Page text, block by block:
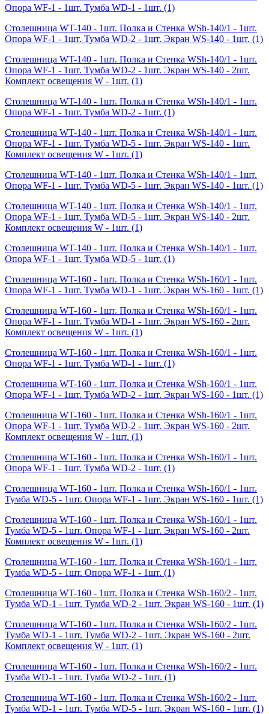
Опора WF-1 - 1шт. Тумба WD-1 - 1шт. (1)
Столешница WT-140 - 1шт. Полка и Стенка WSh-140/1 - 1шт.
Опора WF-1 - 1шт. Тумба WD-2 - 1шт. Экран WS-140 - 1шт. (1)
Столешница WT-140 - 1шт. Полка и Стенка WSh-140/1 - 1шт.
Опора WF-1 - 1шт. Тумба WD-2 - 1шт. Экран WS-140 - 2шт.
Комплект освещения W - 1шт. (1)
Столешница WT-140 - 1шт. Полка и Стенка WSh-140/1 - 1шт.
Опора WF-1 - 1шт. Тумба WD-2 - 1шт. (1)
Столешница WT-140 - 1шт. Полка и Стенка WSh-140/1 - 1шт.
Опора WF-1 - 1шт. Тумба WD-5 - 1шт. Экран WS-140 - 1шт.
Комплект освещения W - 1шт. (1)
Столешница WT-140 - 1шт. Полка и Стенка WSh-140/1 - 1шт.
Опора WF-1 - 1шт. Тумба WD-5 - 1шт. Экран WS-140 - 1шт. (1)
Столешница WT-140 - 1шт. Полка и Стенка WSh-140/1 - 1шт.
Опора WF-1 - 1шт. Тумба WD-5 - 1шт. Экран WS-140 - 2шт.
Комплект освещения W - 1шт. (1)
Столешница WT-140 - 1шт. Полка и Стенка WSh-140/1 - 1шт.
Опора WF-1 - 1шт. Тумба WD-5 - 1шт. (1)
Столешница WT-160 - 1шт. Полка и Стенка WSh-160/1 - 1шт.
Опора WF-1 - 1шт. Тумба WD-1 - 1шт. Экран WS-160 - 1шт. (1)
Столешница WT-160 - 1шт. Полка и Стенка WSh-160/1 - 1шт.
Опора WF-1 - 1шт. Тумба WD-1 - 1шт. Экран WS-160 - 2шт.
Комплект освещения W - 1шт. (1)
Столешница WT-160 - 1шт. Полка и Стенка WSh-160/1 - 1шт.
Опора WF-1 - 1шт. Тумба WD-1 - 1шт. (1)
Столешница WT-160 - 1шт. Полка и Стенка WSh-160/1 - 1шт.
Опора WF-1 - 1шт. Тумба WD-2 - 1шт. Экран WS-160 - 1шт. (1)
Столешница WT-160 - 1шт. Полка и Стенка WSh-160/1 - 1шт.
Опора WF-1 - 1шт. Тумба WD-2 - 1шт. Экран WS-160 - 2шт.
Комплект освещения W - 1шт. (1)
Столешница WT-160 - 1шт. Полка и Стенка WSh-160/1 - 1шт.
Опора WF-1 - 1шт. Тумба WD-2 - 1шт. (1)
Столешница WT-160 - 1шт. Полка и Стенка WSh-160/1 - 1шт.
Тумба WD-5 - 1шт. Опора WF-1 - 1шт. Экран WS-160 - 1шт. (1)
Столешница WT-160 - 1шт. Полка и Стенка WSh-160/1 - 1шт.
Тумба WD-5 - 1шт. Опора WF-1 - 1шт. Экран WS-160 - 2шт.
Комплект освещения W - 1шт. (1)
Столешница WT-160 - 1шт. Полка и Стенка WSh-160/1 - 1шт.
Тумба WD-5 - 1шт. Опора WF-1 - 1шт. (1)
Столешница WT-160 - 1шт. Полка и Стенка WSh-160/2 - 1шт.
Тумба WD-1 - 1шт. Тумба WD-2 - 1шт. Экран WS-160 - 1шт. (1)
Столешница WT-160 - 1шт. Полка и Стенка WSh-160/2 - 1шт.
Тумба WD-1 - 1шт. Тумба WD-2 - 1шт. Экран WS-160 - 2шт.
Комплект освещения W - 1шт. (1)
Столешница WT-160 - 1шт. Полка и Стенка WSh-160/2 - 1шт.
Тумба WD-1 - 1шт. Тумба WD-2 - 1шт. (1)
Столешница WT-160 - 1шт. Полка и Стенка WSh-160/2 - 1шт.
Тумба WD-1 - 1шт. Тумба WD-5 - 1шт. Экран WS-160 - 1шт. (1)